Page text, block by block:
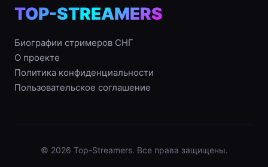
TOP-STREAMERS
Биографии стримеров СНГ
О проекте
Политика конфиденциальности
Пользовательское соглашение
© 2026 Top-Streamers. Все права защищены.